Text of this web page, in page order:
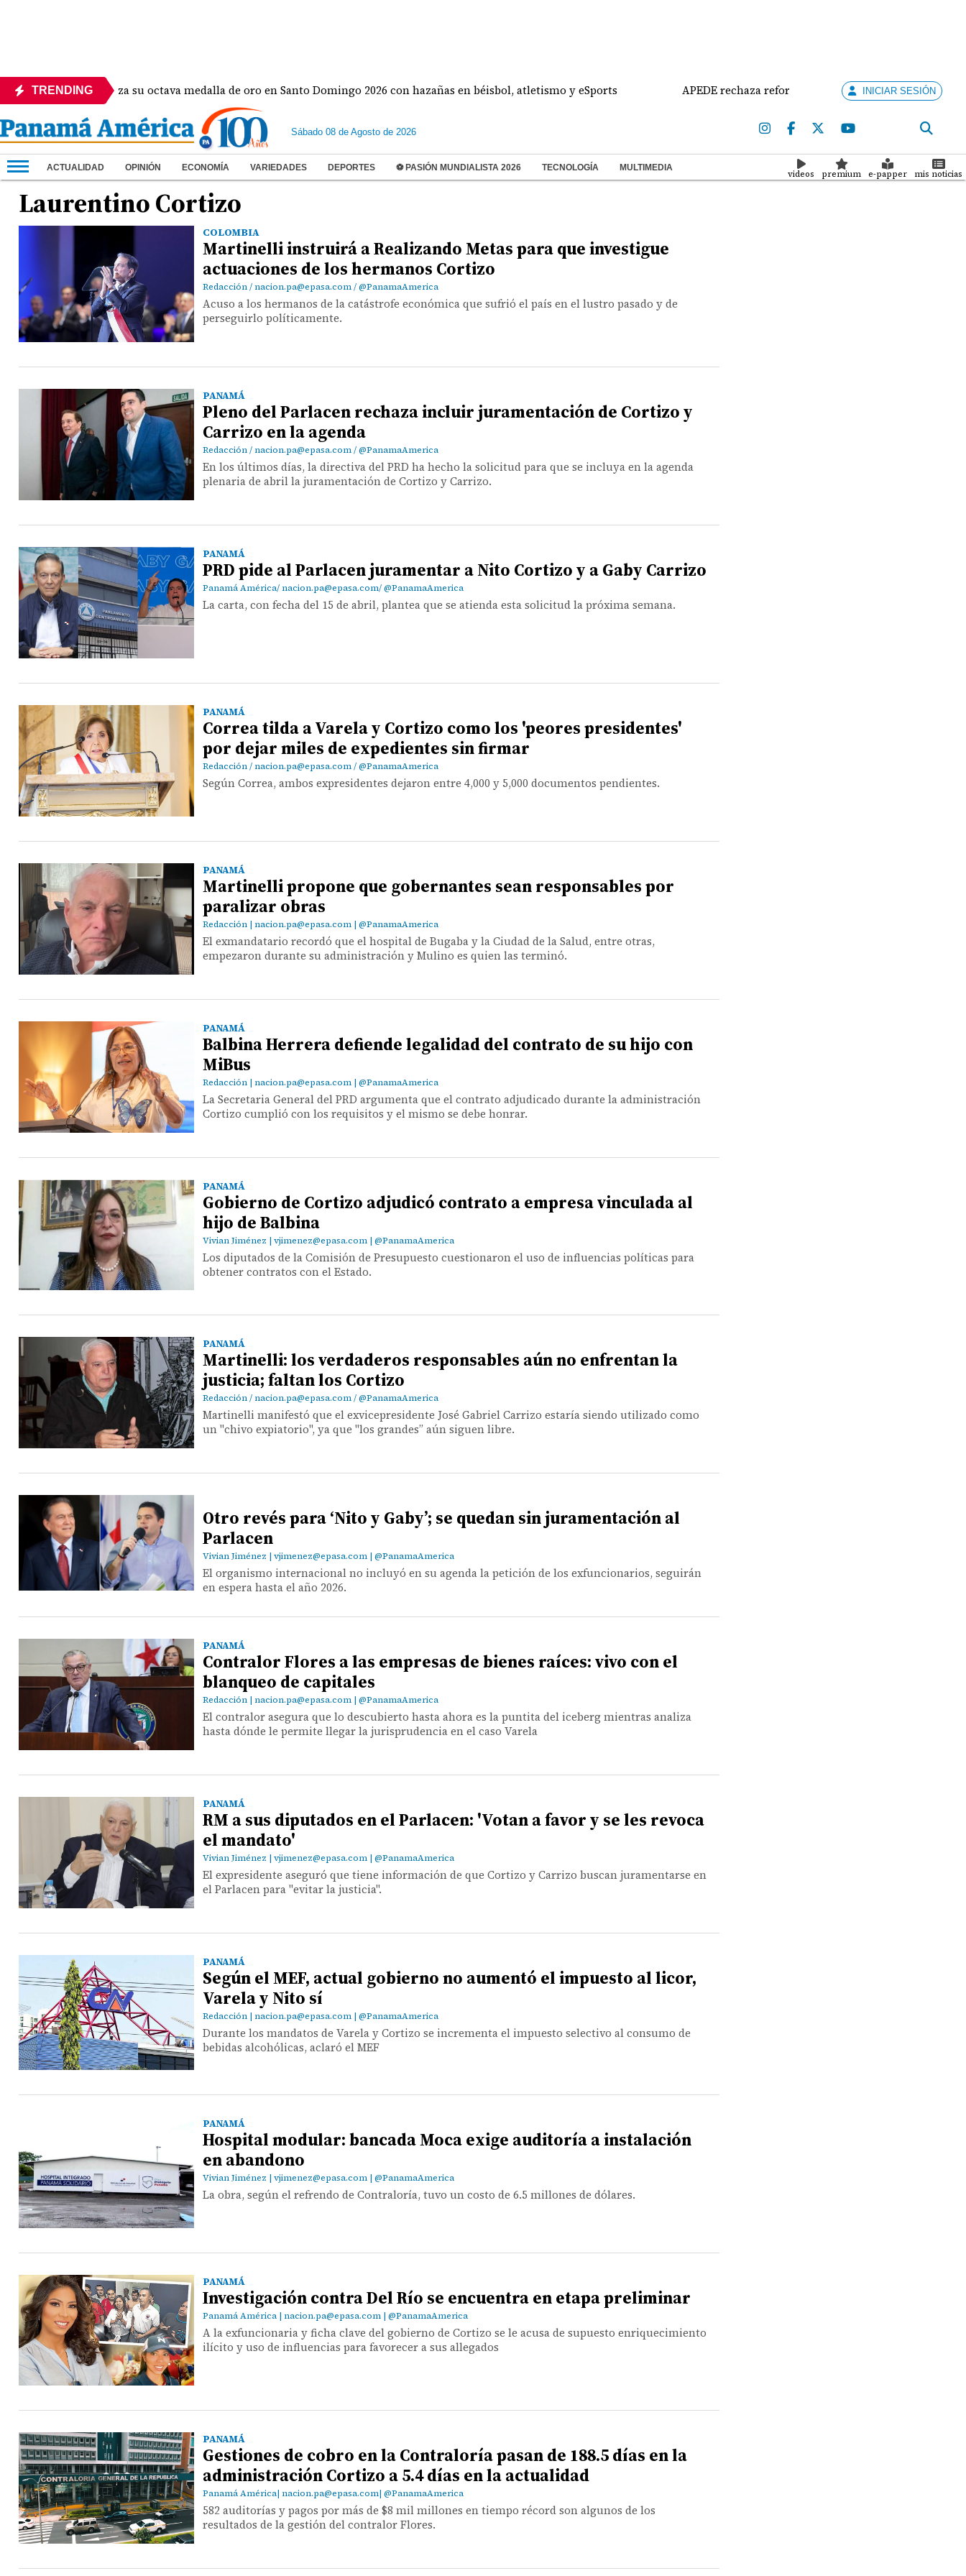
TRENDING
Panamá alcanza su octava medalla de oro en Santo Domingo 2026 con hazañas en béisbol, atletismo y eSports APEDE rechaza reformas al Reglamento de la Asamblea por
INICIAR SESIÓN
Sábado 08 de Agosto de 2026
ACTUALIDAD OPINIÓN ECONOMÍA VARIEDADES DEPORTES ⚽ PASIÓN MUNDIALISTA 2026 TECNOLOGÍA MULTIMEDIA
videos premium e-papper mis noticias
Laurentino Cortizo
COLOMBIA
Martinelli instruirá a Realizando Metas para que investigue
actuaciones de los hermanos Cortizo
Redacción / nacion.pa@epasa.com / @PanamaAmerica
Acuso a los hermanos de la catástrofe económica que sufrió el país en el lustro pasado y de
perseguirlo políticamente.
PANAMÁ
Pleno del Parlacen rechaza incluir juramentación de Cortizo y
Carrizo en la agenda
Redacción / nacion.pa@epasa.com / @PanamaAmerica
En los últimos días, la directiva del PRD ha hecho la solicitud para que se incluya en la agenda
plenaria de abril la juramentación de Cortizo y Carrizo.
PANAMÁ
PRD pide al Parlacen juramentar a Nito Cortizo y a Gaby Carrizo
Panamá América/ nacion.pa@epasa.com/ @PanamaAmerica
La carta, con fecha del 15 de abril, plantea que se atienda esta solicitud la próxima semana.
PANAMÁ
Correa tilda a Varela y Cortizo como los 'peores presidentes'
por dejar miles de expedientes sin firmar
Redacción / nacion.pa@epasa.com / @PanamaAmerica
Según Correa, ambos expresidentes dejaron entre 4,000 y 5,000 documentos pendientes.
PANAMÁ
Martinelli propone que gobernantes sean responsables por
paralizar obras
Redacción | nacion.pa@epasa.com | @PanamaAmerica
El exmandatario recordó que el hospital de Bugaba y la Ciudad de la Salud, entre otras,
empezaron durante su administración y Mulino es quien las terminó.
PANAMÁ
Balbina Herrera defiende legalidad del contrato de su hijo con
MiBus
Redacción | nacion.pa@epasa.com | @PanamaAmerica
La Secretaria General del PRD argumenta que el contrato adjudicado durante la administración
Cortizo cumplió con los requisitos y el mismo se debe honrar.
PANAMÁ
Gobierno de Cortizo adjudicó contrato a empresa vinculada al
hijo de Balbina
Vivian Jiménez | vjimenez@epasa.com | @PanamaAmerica
Los diputados de la Comisión de Presupuesto cuestionaron el uso de influencias políticas para
obtener contratos con el Estado.
PANAMÁ
Martinelli: los verdaderos responsables aún no enfrentan la
justicia; faltan los Cortizo
Redacción / nacion.pa@epasa.com / @PanamaAmerica
Martinelli manifestó que el exvicepresidente José Gabriel Carrizo estaría siendo utilizado como
un "chivo expiatorio", ya que "los grandes” aún siguen libre.
Otro revés para ‘Nito y Gaby’; se quedan sin juramentación al
Parlacen
Vivian Jiménez | vjimenez@epasa.com | @PanamaAmerica
El organismo internacional no incluyó en su agenda la petición de los exfuncionarios, seguirán
en espera hasta el año 2026.
PANAMÁ
Contralor Flores a las empresas de bienes raíces: vivo con el
blanqueo de capitales
Redacción | nacion.pa@epasa.com | @PanamaAmerica
El contralor asegura que lo descubierto hasta ahora es la puntita del iceberg mientras analiza
hasta dónde le permite llegar la jurisprudencia en el caso Varela
PANAMÁ
RM a sus diputados en el Parlacen: 'Votan a favor y se les revoca
el mandato'
Vivian Jiménez | vjimenez@epasa.com | @PanamaAmerica
El expresidente aseguró que tiene información de que Cortizo y Carrizo buscan juramentarse en
el Parlacen para "evitar la justicia".
PANAMÁ
Según el MEF, actual gobierno no aumentó el impuesto al licor,
Varela y Nito sí
Redacción | nacion.pa@epasa.com | @PanamaAmerica
Durante los mandatos de Varela y Cortizo se incrementa el impuesto selectivo al consumo de
bebidas alcohólicas, aclaró el MEF
PANAMÁ
Hospital modular: bancada Moca exige auditoría a instalación
en abandono
Vivian Jiménez | vjimenez@epasa.com | @PanamaAmerica
La obra, según el refrendo de Contraloría, tuvo un costo de 6.5 millones de dólares.
PANAMÁ
Investigación contra Del Río se encuentra en etapa preliminar
Panamá América | nacion.pa@epasa.com | @PanamaAmerica
A la exfuncionaria y ficha clave del gobierno de Cortizo se le acusa de supuesto enriquecimiento
ilícito y uso de influencias para favorecer a sus allegados
PANAMÁ
Gestiones de cobro en la Contraloría pasan de 188.5 días en la
administración Cortizo a 5.4 días en la actualidad
Panamá América| nacion.pa@epasa.com| @PanamaAmerica
582 auditorías y pagos por más de $8 mil millones en tiempo récord son algunos de los
resultados de la gestión del contralor Flores.